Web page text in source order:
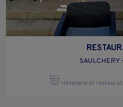
SAULCHERY
Hôtellerie et